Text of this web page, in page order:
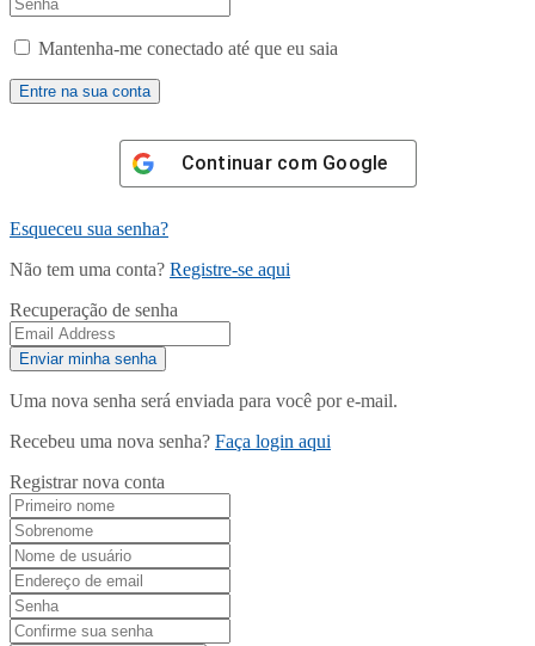
Mantenha-me conectado até que eu saia
Continuar com Google
Esqueceu sua senha?
Não tem uma conta? Registre-se aqui
Recuperação de senha
Uma nova senha será enviada para você por e-mail.
Recebeu uma nova senha? Faça login aqui
Registrar nova conta